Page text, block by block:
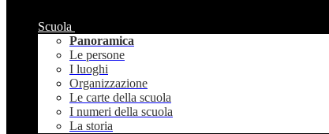
Scuola
Panoramica
Le persone
I luoghi
Organizzazione
Le carte della scuola
I numeri della scuola
La storia